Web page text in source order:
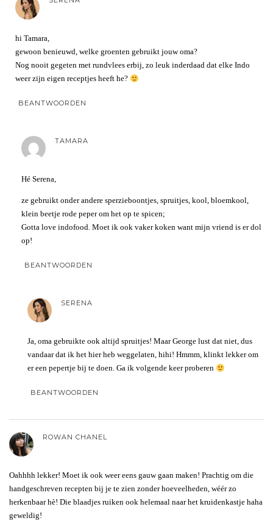
hi Tamara,
gewoon benieuwd, welke groenten gebruikt jouw oma?
Nog nooit gegeten met rundvlees erbij, zo leuk inderdaad dat elke Indo
weer zijn eigen receptjes heeft he?
BEANTWOORDEN
TAMARA
Hé Serena,
ze gebruikt onder andere sperzieboontjes, spruitjes, kool, bloemkool,
klein beetje rode peper om het op te spicen;
Gotta love indofood. Moet ik ook vaker koken want mijn vriend is er dol
op!
BEANTWOORDEN
SERENA
Ja, oma gebruikte ook altijd spruitjes! Maar George lust dat niet, dus
vandaar dat ik het hier heb weggelaten, hihi! Hmmm, klinkt lekker om
er een pepertje bij te doen. Ga ik volgende keer proberen
BEANTWOORDEN
ROWAN CHANEL
Oahhhh lekker! Moet ik ook weer eens gauw gaan maken! Prachtig om die
handgeschreven recepten bij je te zien zonder hoeveelheden, wéér zo
herkenbaar hè! Die blaadjes ruiken ook helemaal naar het kruidenkastje haha
geweldig!